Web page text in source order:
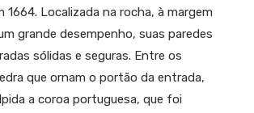
1664. Localizada na rocha, à margem
grande desempenho, suas paredes
sólidas e seguras. Entre os
que ornam o portão da entrada,
a coroa portuguesa, que foi